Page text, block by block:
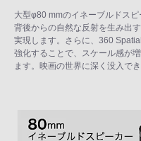
大型φ80 mmのイネーブルドス
背後からの自然な反射を生み出
実現します。さらに、360
強化することで、スケール感が
ます。映画の世界に深く没入で